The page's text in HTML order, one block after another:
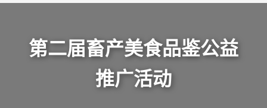
第二届畜产美食品鉴公益
推广活动